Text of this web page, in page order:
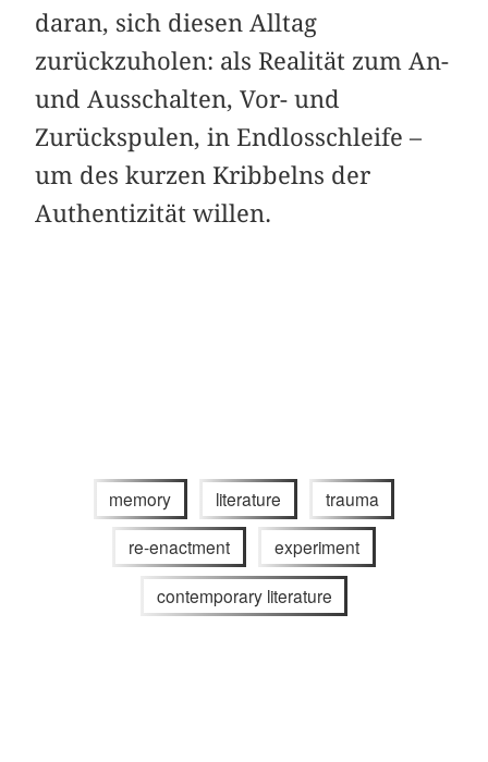
daran, sich diesen Alltag
zurückzuholen: als Realität zum An-
und Aus­schalten, ­­Vor- und
Zurückspulen, in Endlosschleife –
um des kurzen Kribbelns der
Authentizität willen.
memory literature trauma
re-enactment experiment
contemporary literature